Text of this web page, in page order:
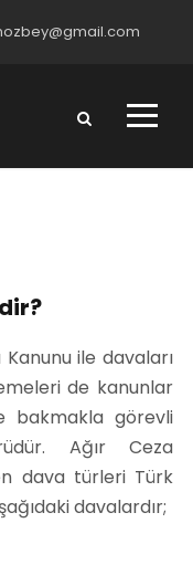
ile davaları
de kanunlar
bakmakla görevli
Ağır Ceza
dava türleri Türk
davalardır;